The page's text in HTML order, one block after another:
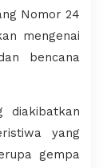
Nomor 24
mengenai
bencana
diakibatkan
yang
gempa